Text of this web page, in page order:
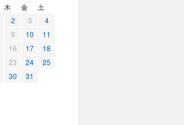
木 金 土
2 3
4
9 10
11
16 17
18
23 24
25
30 31